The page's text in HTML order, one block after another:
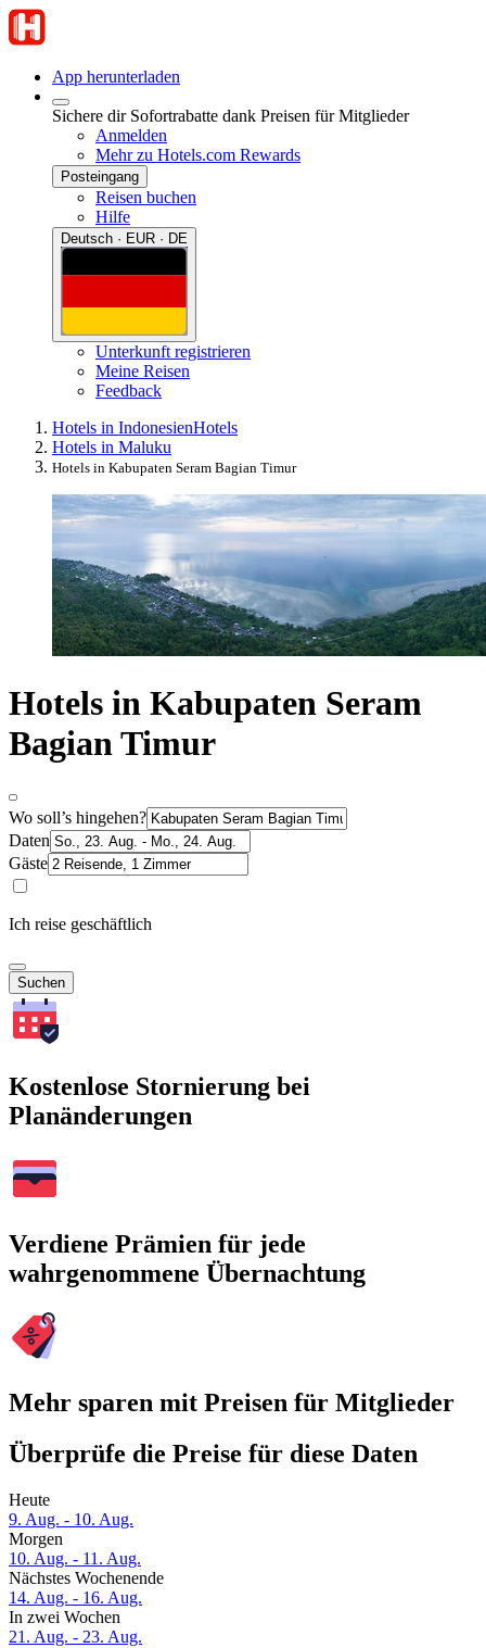
App herunterladen
Sichere dir Sofortrabatte dank Preisen für Mitglieder
Anmelden
Mehr zu Hotels.com Rewards
Posteingang
Reisen buchen
Hilfe
Deutsch · EUR · DE
Unterkunft registrieren
Meine Reisen
Feedback
Hotels in IndonesienHotels
Hotels in Maluku
Hotels in Kabupaten Seram Bagian Timur
Hotels in Kabupaten Seram
Bagian Timur
Wo soll’s hingehen?
Daten
Gäste
Ich reise geschäftlich
Suchen
Kostenlose Stornierung bei
Planänderungen
Verdiene Prämien für jede
wahrgenommene Übernachtung
Mehr sparen mit Preisen für Mitglieder
Überprüfe die Preise für diese Daten
Heute
9. Aug. - 10. Aug.
Morgen
10. Aug. - 11. Aug.
Nächstes Wochenende
14. Aug. - 16. Aug.
In zwei Wochen
21. Aug. - 23. Aug.